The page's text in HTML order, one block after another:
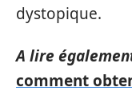
dystopique.
A lire
comment